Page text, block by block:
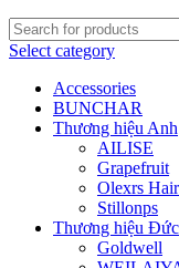
Select category
Accessories
BUNCHAR
Thương hiệu Anh
AILISE
Grapefruit
Olexrs
Stillonps
Thương hiệu Đức
Goldwell